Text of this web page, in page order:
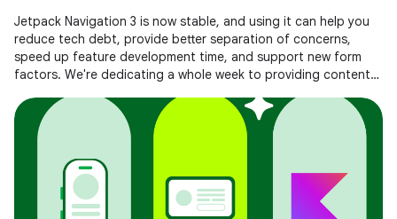
Jetpack Navigation 3 is now stable, and using it can help you
reduce tech debt, provide better separation of concerns,
speed up feature development time, and support new form
factors. We're dedicating a whole week to providing content